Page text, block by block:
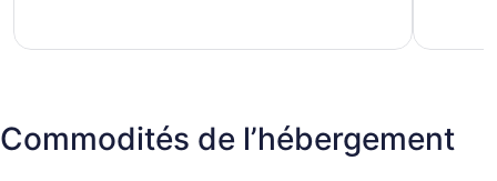
Highlands
Commodités de l’hébergement